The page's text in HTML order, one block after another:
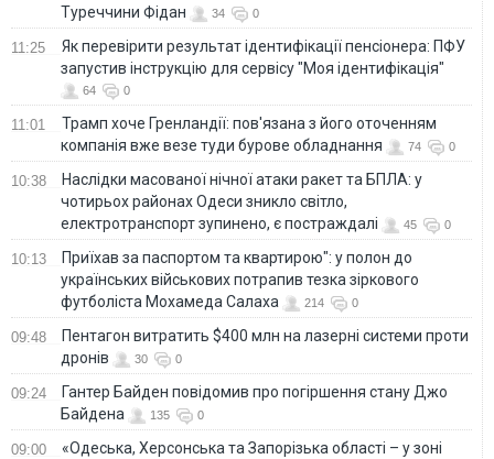
Туреччини Фідан
34 0
11:25
Як перевірити результат ідентифікації пенсіонера: ПФУ
запустив інструкцію для сервісу "Моя ідентифікація"
64 0
11:01
Трамп хоче Гренландії: пов'язана з його оточенням
компанія вже везе туди бурове обладнання
74 0
10:38
Наслідки масованої нічної атаки ракет та БПЛА: у
чотирьох районах Одеси зникло світло,
електротранспорт зупинено, є постраждалі
45 0
10:13
Приїхав за паспортом та квартирою": у полон до
українських військових потрапив тезка зіркового
футболіста Мохамеда Салаха
214 0
09:48
Пентагон витратить $400 млн на лазерні системи проти
дронів
30 0
09:24
Гантер Байден повідомив про погіршення стану Джо
Байдена
135 0
09:00
«Одеська, Херсонська та Запорізька області – у зоні